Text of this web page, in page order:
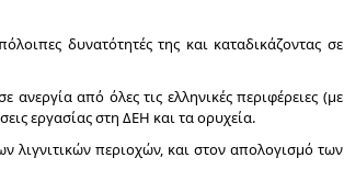
δυνατότητές της και καταδικάζοντας σε
από όλες τις ελληνικές περιφέρειες (με
εργασίας στη ΔΕΗ και τα ορυχεία.
λιγνιτικών περιοχών, και στον απολογισμό των